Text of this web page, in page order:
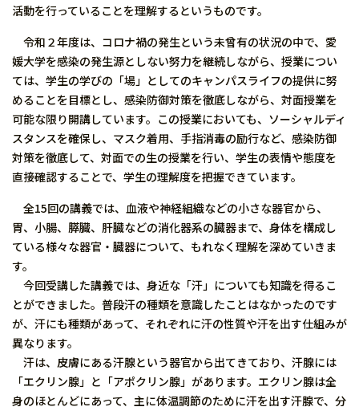
活動を行っていることを理解するというものです。
令和２年度は、コロナ禍の発生という未曾有の状況の中で、愛
媛大学を感染の発生源としない努力を継続しながら、授業につい
ては、学生の学びの「場」としてのキャンパスライフの提供に努
めることを目標とし、感染防御対策を徹底しながら、対面授業を
可能な限り開講しています。この授業においても、ソーシャルディ
スタンスを確保し、マスク着用、手指消毒の励行など、感染防御
対策を徹底して、対面での生の授業を行い、学生の表情や態度を
直接確認することで、学生の理解度を把握できています。
全15回の講義では、血液や神経組織などの小さな器官から、
胃、小腸、膵臓、肝臓などの消化器系の臓器まで、身体を構成し
ている様々な器官・臓器について、もれなく理解を深めていきま
す。
今回受講した講義では、身近な「汗」についても知識を得るこ
とができました。普段汗の種類を意識したことはなかったのです
が、汗にも種類があって、それぞれに汗の性質や汗を出す仕組みが
異なります。
汗は、皮膚にある汗腺という器官から出てきており、汗腺には
「エクリン腺」と「アポクリン腺」があります。エクリン腺は全
身のほとんどにあって、主に体温調節のために汗を出す汗腺で、分